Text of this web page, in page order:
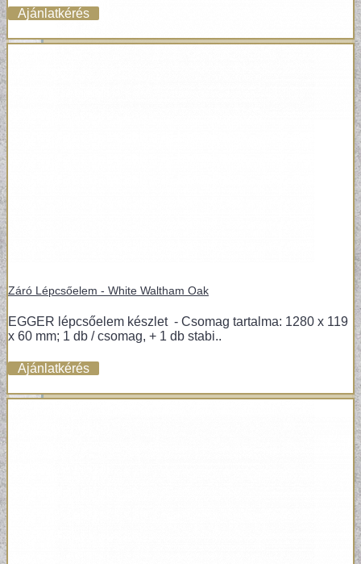
Ajánlatkérés
Záró Lépcsőelem - White Waltham Oak
EGGER lépcsőelem készlet - Csomag tartalma: 1280 x 119
x 60 mm; 1 db / csomag, + 1 db stabi..
Ajánlatkérés